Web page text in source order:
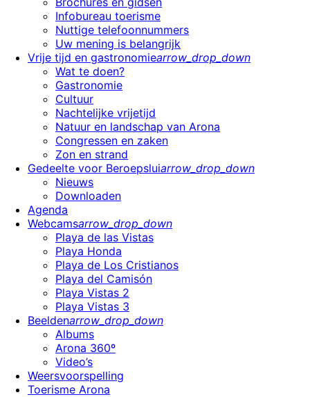
Infobureau toerisme
Nuttige telefoonnummers
Uw mening is belangrijk
Vrije tijd en gastronomiearrow_drop_down
Wat te doen?
Gastronomie
Cultuur
Nachtelijke vrijetijd
Natuur en landschap van Arona
Congressen en zaken
Zon en strand
Gedeelte voor Beroepsluiarrow_drop_down
Nieuws
Downloaden
Agenda
Webcamsarrow_drop_down
Playa de las Vistas
Playa Honda
Playa de Los Cristianos
Playa del Camisón
Playa Vistas 2
Playa Vistas 3
Beeldenarrow_drop_down
Albums
Arona 360º
Video’s
Weersvoorspelling
Toerisme Arona